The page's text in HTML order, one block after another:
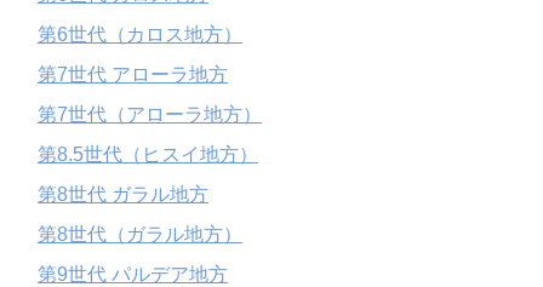
第6世代（カロス地方）
第7世代 アローラ地方
第7世代（アローラ地方）
第8.5世代（ヒスイ地方）
第8世代 ガラル地方
第8世代（ガラル地方）
第9世代 パルデア地方